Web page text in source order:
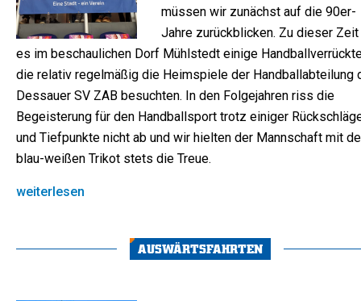
müssen wir zunächst auf die 90er-
Jahre zurückblicken. Zu dieser Zeit
es im beschaulichen Dorf Mühlstedt einige
die relativ regelmäßig die Heimspiele der Handballabteilung
Dessauer SV ZAB besuchten. In den Folgejahren riss die
Begeisterung für den Handballsport trotz einiger
und Tiefpunkte nicht ab und wir hielten der Mannschaft mit
blau-weißen Trikot stets die Treue.
weiterlesen
AUSWÄRTSFAHRTEN